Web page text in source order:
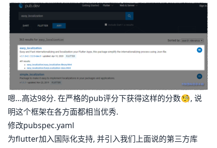
嗯…高达98分. 在严格的pub评分下获得这样的分数🧐, 说
明这个框架在各方面都相当优秀.
修改pubspec.yaml
为flutter加入国际化支持, 并引入我们上面说的第三方库